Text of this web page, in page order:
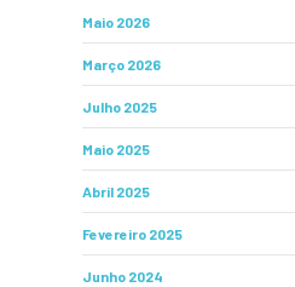
Maio 2026
Março 2026
Julho 2025
Maio 2025
Abril 2025
Fevereiro 2025
Junho 2024